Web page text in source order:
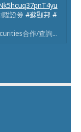
陞證券#蘇顯邦 #
合作/查詢...